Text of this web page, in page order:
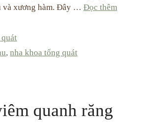
và xương hàm. Đây … Đọc thêm
,nha khoa tổng quát
quanh răng